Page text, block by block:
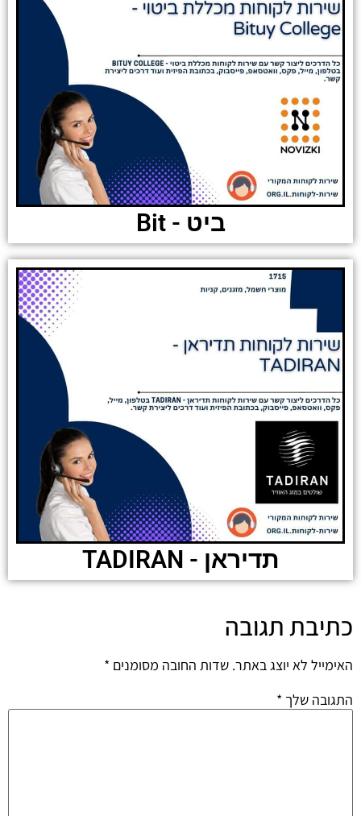
ביט - Bit
תדיראן - TADIRAN
כתיבת תגובה
האימייל לא יוצג באתר. שדות החובה מסומנים *
התגובה שלך *